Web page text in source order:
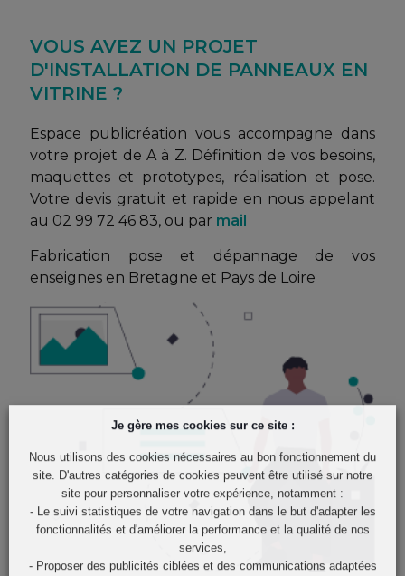
VOUS AVEZ UN PROJET
D'INSTALLATION DE PANNEAUX EN
VITRINE ?
Espace publicréation vous accompagne dans
votre projet de A à Z. Définition de vos besoins,
maquettes et prototypes, réalisation et pose.
Votre devis gratuit et rapide en nous appelant
au 02 99 72 46 83, ou par mail
Fabrication pose et dépannage de vos
enseignes en Bretagne et Pays de Loire
Je gère mes cookies sur ce site :
Nous utilisons des cookies nécessaires au bon fonctionnement du
site. D'autres catégories de cookies peuvent être utilisé sur notre
site pour personnaliser votre expérience, notamment :
- Le suivi statistiques de votre navigation dans le but d'adapter les
fonctionnalités et d'améliorer la performance et la qualité de nos
services,
- Proposer des publicités ciblées et des communications adaptées